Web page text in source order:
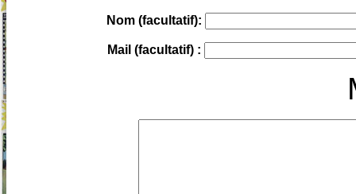
Nom (facultatif):
Mail (facultatif) :